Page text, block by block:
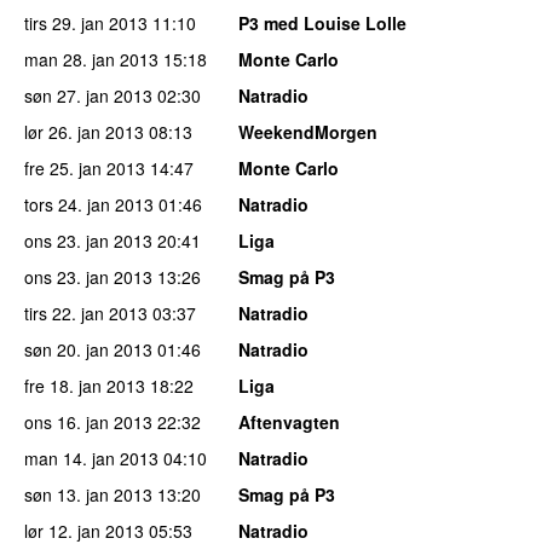
tirs 29. jan 2013 11:10
P3 med Louise Lolle
man 28. jan 2013 15:18
Monte Carlo
søn 27. jan 2013 02:30
Natradio
lør 26. jan 2013 08:13
WeekendMorgen
fre 25. jan 2013 14:47
Monte Carlo
tors 24. jan 2013 01:46
Natradio
ons 23. jan 2013 20:41
Liga
ons 23. jan 2013 13:26
Smag på P3
tirs 22. jan 2013 03:37
Natradio
søn 20. jan 2013 01:46
Natradio
fre 18. jan 2013 18:22
Liga
ons 16. jan 2013 22:32
Aftenvagten
man 14. jan 2013 04:10
Natradio
søn 13. jan 2013 13:20
Smag på P3
lør 12. jan 2013 05:53
Natradio